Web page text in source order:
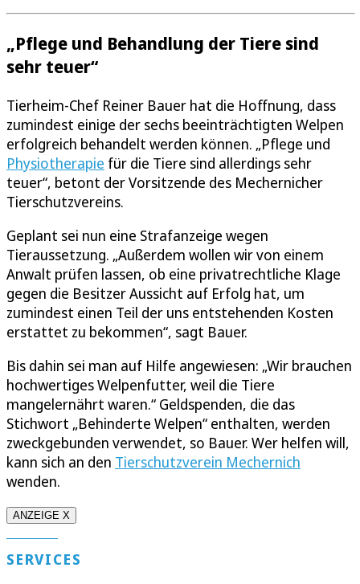
„Pflege und Behandlung der Tiere sind
sehr teuer“
Tierheim-Chef Reiner Bauer hat die Hoffnung, dass
zumindest einige der sechs beeinträchtigten Welpen
erfolgreich behandelt werden können. „Pflege und
Physiotherapie für die Tiere sind allerdings sehr
teuer“, betont der Vorsitzende des Mechernicher
Tierschutzvereins.
Geplant sei nun eine Strafanzeige wegen
Tieraussetzung. „Außerdem wollen wir von einem
Anwalt prüfen lassen, ob eine privatrechtliche Klage
gegen die Besitzer Aussicht auf Erfolg hat, um
zumindest einen Teil der uns entstehenden Kosten
erstattet zu bekommen“, sagt Bauer.
Bis dahin sei man auf Hilfe angewiesen: „Wir brauchen
hochwertiges Welpenfutter, weil die Tiere
mangelernährt waren.“ Geldspenden, die das
Stichwort „Behinderte Welpen“ enthalten, werden
zweckgebunden verwendet, so Bauer. Wer helfen will,
kann sich an den Tierschutzverein Mechernich
wenden.
ANZEIGE X
SERVICES